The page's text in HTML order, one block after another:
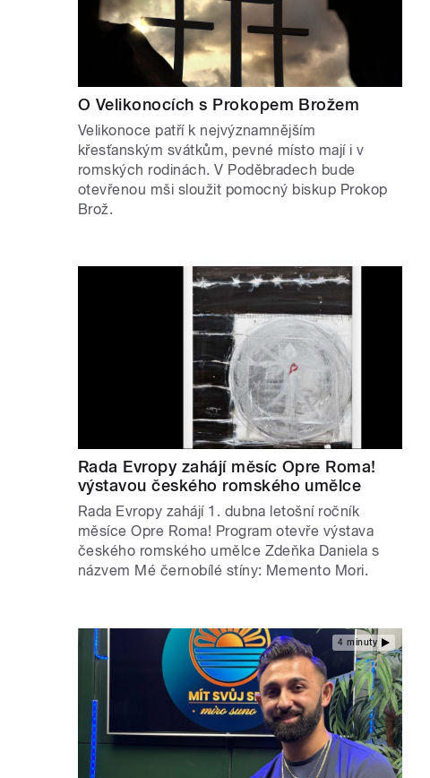
O Velikonocích s Prokopem Brožem
Velikonoce patří k nejvýznamnějším
křesťanským svátkům, pevné místo mají i v
romských rodinách. V Poděbradech bude
otevřenou mši sloužit pomocný biskup Prokop
Brož.
Rada Evropy zahájí měsíc Opre Roma!
výstavou českého romského umělce
Rada Evropy zahájí 1. dubna letošní ročník
měsíce Opre Roma! Program otevře výstava
českého romského umělce Zdeňka Daniela s
názvem Mé černobílé stíny: Memento Mori.
4 minuty